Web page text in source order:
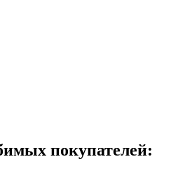
покупателей: